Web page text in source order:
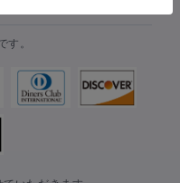
す。